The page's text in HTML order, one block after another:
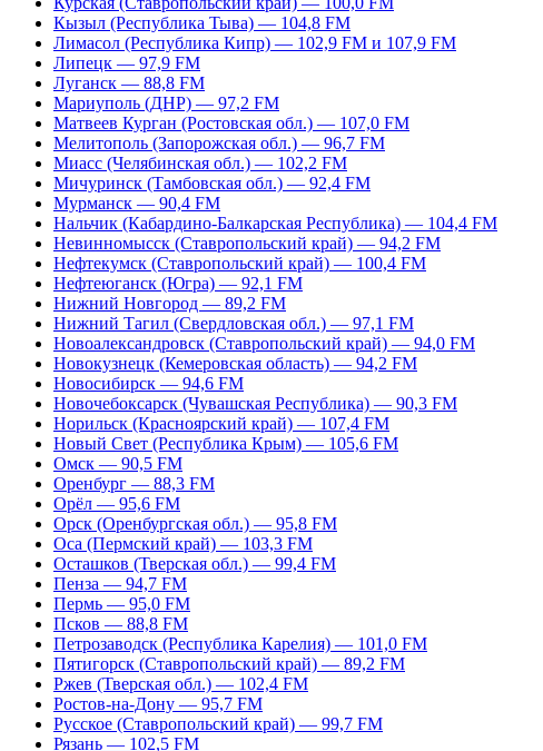
Кызыл (Республика Тыва) — 104,8 FM
Лимасол (Республика Кипр) — 102,9 FM и 107,9 FM
Липецк — 97,9 FM
Луганск — 88,8 FM
Мариуполь (ДНР) — 97,2 FM
Матвеев Курган (Ростовская обл.) — 107,0 FM
Мелитополь (Запорожская обл.) — 96,7 FM
Миасс (Челябинская обл.) — 102,2 FM
Мичуринск (Тамбовская обл.) — 92,4 FM
Мурманск — 90,4 FM
Нальчик (Кабардино-Балкарская Республика) — 104,4 FM
Невинномысск (Ставропольский край) — 94,2 FM
Нефтекумск (Ставропольский край) — 100,4 FM
Нефтеюганск (Югра) — 92,1 FM
Нижний Новгород — 89,2 FM
Нижний Тагил (Свердловская обл.) — 97,1 FM
Новоалександровск (Ставропольский край) — 94,0 FM
Новокузнецк (Кемеровская область) — 94,2 FM
Новосибирск — 94,6 FM
Новочебоксарск (Чувашская Республика) — 90,3 FM
Норильск (Красноярский край) — 107,4 FM
Новый Свет (Республика Крым) — 105,6 FM
Омск — 90,5 FM
Оренбург — 88,3 FM
Орёл — 95,6 FM
Орск (Оренбургская обл.) — 95,8 FM
Оса (Пермский край) — 103,3 FM
Осташков (Тверская обл.) — 99,4 FM
Пенза — 94,7 FM
Пермь — 95,0 FM
Псков — 88,8 FM
Петрозаводск (Республика Карелия) — 101,0 FM
Пятигорск (Ставропольский край) — 89,2 FM
Ржев (Тверская обл.) — 102,4 FM
Ростов-на-Дону — 95,7 FM
Русское (Ставропольский край) — 99,7 FM
Рязань — 102,5 FM